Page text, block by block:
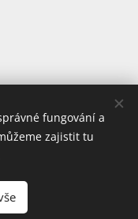
Cookies
fungování a
zajistit tu